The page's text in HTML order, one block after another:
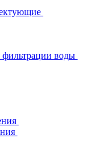
фильтрации воды